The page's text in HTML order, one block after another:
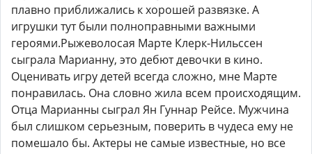
плавно приближались к хорошей развязке. А
игрушки тут были полноправными важными
героями.Рыжеволосая Марте Клерк-Нильссен
сыграла Марианну, это дебют девочки в кино.
Оценивать игру детей всегда сложно, мне Марте
понравилась. Она словно жила всем происходящим.
Отца Марианны сыграл Ян Гуннар Рейсе. Мужчина
был слишком серьезным, поверить в чудеса ему не
помешало бы. Актеры не самые известные, но все